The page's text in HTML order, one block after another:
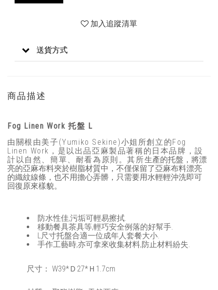
加入追蹤清單
送貨方式
商品描述
Fog Linen Work 托盤 L
由關根由美子(Yumiko Sekine)小姐所創立的Fog
Linen Work，是以出品亞麻製品著稱的日本品牌，設
計以自然、簡單、耐看為原則。其所生產的托盤，將漂
亮的亞麻布料夾於樹脂材質中，不僅保留了亞麻布料漂亮
的織紋線條，也不用擔心弄髒，只需要用水輕輕沖洗即可
回復原來樣貌。
防水性佳,污垢可輕易擦拭.
移動餐具茶具等,輕巧安全例落的好幫手.
L尺寸托盤合適一位成年人套餐大小.
手作工藝時,亦可拿來收集材料,防止材料紛失.
尺寸： W39*Ｄ27*Ｈ1.7cm